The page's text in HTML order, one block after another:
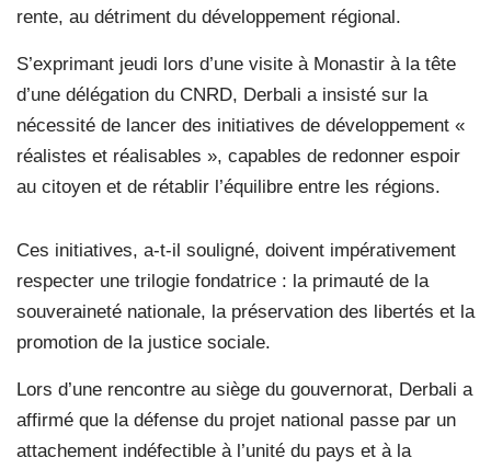
rente, au détriment du développement régional.
S’exprimant jeudi lors d’une visite à Monastir à la tête
d’une délégation du CNRD, Derbali a insisté sur la
nécessité de lancer des initiatives de développement «
réalistes et réalisables », capables de redonner espoir
au citoyen et de rétablir l’équilibre entre les régions.
Ces initiatives, a-t-il souligné, doivent impérativement
respecter une trilogie fondatrice : la primauté de la
souveraineté nationale, la préservation des libertés et la
promotion de la justice sociale.
Lors d’une rencontre au siège du gouvernorat, Derbali a
affirmé que la défense du projet national passe par un
attachement indéfectible à l’unité du pays et à la